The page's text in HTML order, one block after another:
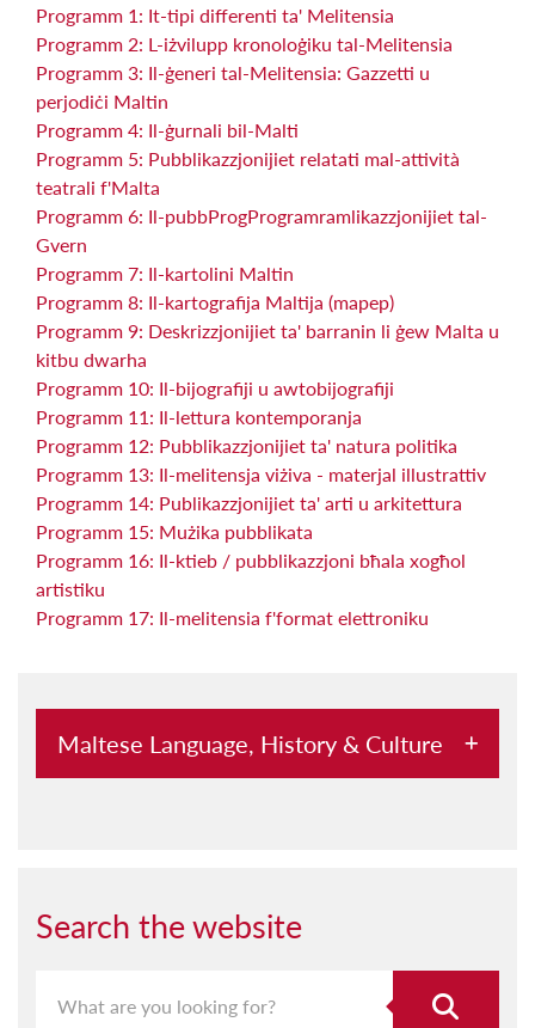
Programm 1: It-tipi differenti ta' Melitensia
Programm 2: L-iżvilupp kronoloġiku tal-Melitensia
Programm 3: Il-ġeneri tal-Melitensia: Gazzetti u
perjodiċi Maltin
Programm 4: Il-ġurnali bil-Malti
Programm 5: Pubblikazzjonijiet relatati mal-attività
teatrali f'Malta
Programm 6: Il-pubbProgProgramramlikazzjonijiet tal-
Gvern
Programm 7: Il-kartolini Maltin
Programm 8: Il-kartografija Maltija (mapep)
Programm 9: Deskrizzjonijiet ta' barranin li ġew Malta u
kitbu dwarha
Programm 10: Il-bijografiji u awtobijografiji
Programm 11: Il-lettura kontemporanja
Programm 12: Pubblikazzjonijiet ta' natura politika
Programm 13: Il-melitensja viżiva - materjal illustrattiv
Programm 14: Publikazzjonijiet ta' arti u arkitettura
Programm 15: Mużika pubblikata
Programm 16: Il-ktieb / pubblikazzjoni bħala xogħol
artistiku
Programm 17: Il-melitensia f'format elettroniku
Maltese Language, History & Culture
Aquilina u l-Malti
Archivium Melitensium
Search the website